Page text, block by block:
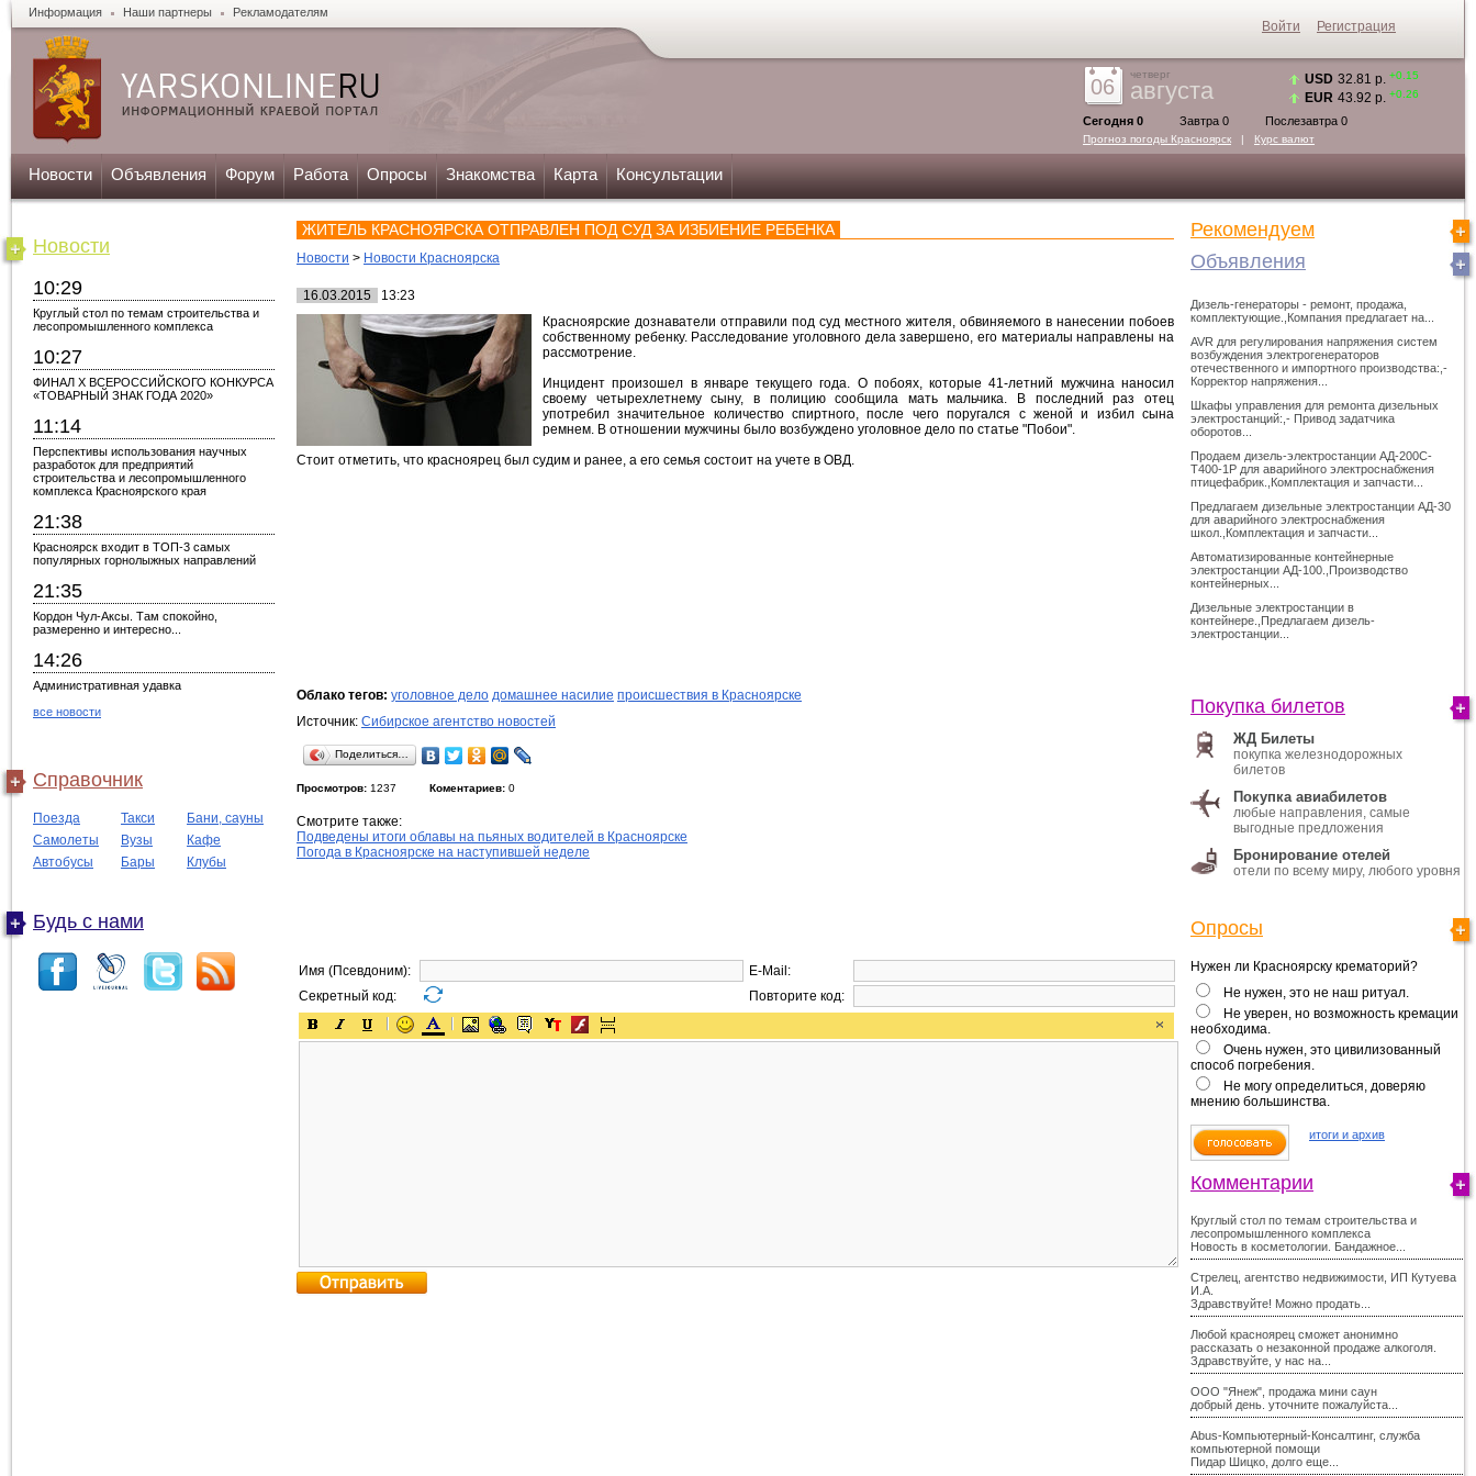
Информация Наши партнеры Рекламодателям
06
четверг
августа
Сегодня 0 Завтра 0 Послезавтра 0
Прогноз погоды Красноярск | Курс валют
USD 32.81 р. +0.15
EUR 43.92 р. +0.26
Новости Объявления Форум Работа Опросы Знакомства Карта Консультации
Новости
10:29
Круглый стол по темам строительства и
лесопромышленного комплекса
10:27
ФИНАЛ X ВСЕРОССИЙСКОГО КОНКУРСА
«ТОВАРНЫЙ ЗНАК ГОДА 2020»
11:14
Перспективы использования научных
разработок для предприятий
строительства и лесопромышленного
комплекса Красноярского края
21:38
Красноярск входит в ТОП-3 самых
популярных горнолыжных направлений
21:35
Кордон Чул-Аксы. Там спокойно,
размеренно и интересно...
14:26
Административная удавка
все новости
Справочник
Поезда Такси
Бани, сауны
Самолеты
Вузы
Кафе
Автобусы
Бары Клубы
Будь с нами
ЖИТЕЛЬ КРАСНОЯРСКА ОТПРАВЛЕН ПОД СУД ЗА ИЗБИЕНИЕ РЕБЕНКА
Новости > Новости Красноярска
16.03.2015
13:23
Красноярские дознаватели отправили под суд местного жителя, обвиняемого в нанесении побоев
собственному ребенку. Расследование уголовного дела завершено, его материалы направлены на
рассмотрение.
Инцидент произошел в январе текущего года. О побоях, которые 41-летний мужчина наносил
своему четырехлетнему сыну, в полицию сообщила мать мальчика. В последний раз отец
употребил значительное количество спиртного, после чего поругался с женой и избил сына
ремнем. В отношении мужчины было возбуждено уголовное дело по статье "Побои".
Стоит отметить, что красноярец был судим и ранее, а его семья состоит на учете в ОВД.
Облако тегов: уголовное дело домашнее насилие происшествия в Красноярске
Источник: Сибирское агентство новостей
Поделиться…
Просмотров: 1237 Коментариев: 0
Смотрите также:
Подведены итоги облавы на пьяных водителей в Красноярске
Погода в Красноярске на наступившей неделе
Имя (Псевдоним):
E-Mail:
Секретный код:
Повторите код:
Рекомендуем
Объявления
Дизель-генераторы - ремонт, продажа,
комплектующие.,Компания предлагает на...
AVR для регулирования напряжения систем
возбуждения электрогенераторов
отечественного и импортного производства:,-
Корректор напряжения...
Шкафы управления для ремонта дизельных
электростанций:,- Привод задатчика
оборотов...
Продаем дизель-электростанции АД-200С-
Т400-1Р для аварийного электроснабжения
птицефабрик.,Комплектация и запчасти...
Предлагаем дизельные электростанции АД-30
для аварийного электроснабжения
школ.,Комплектация и запчасти...
Автоматизированные контейнерные
электростанции АД-100.,Производство
контейнерных...
Дизельные электростанции в
контейнере.,Предлагаем дизель-
электростанции...
Покупка билетов
ЖД Билеты
покупка железнодорожных
билетов
Покупка авиабилетов
любые направления, самые
выгодные предложения
Бронирование отелей
отели по всему миру, любого уровня
Опросы
Нужен ли Красноярску крематорий?
Не нужен, это не наш ритуал.
Не уверен, но возможность кремации
необходима.
Очень нужен, это цивилизованный
способ погребения.
Не могу определиться, доверяю
мнению большинства.
итоги и архив
Комментарии
Круглый стол по темам строительства и
лесопромышленного комплекса
Новость в косметологии. Бандажное...
Стрелец, агентство недвижимости, ИП Кутуева
И.А.
Здравствуйте! Можно продать...
Любой красноярец сможет анонимно
рассказать о незаконной продаже алкоголя.
Здравствуйте, у нас на...
ООО "Янеж", продажа мини саун
добрый день. уточните пожалуйста...
Abus-Компьютерный-Консалтинг, служба
компьютерной помощи
Пидар Шицко, долго еще...
Войти Регистрация